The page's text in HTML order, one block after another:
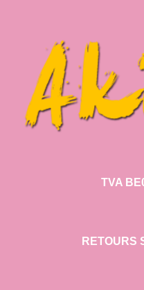
TVA
RETOURS